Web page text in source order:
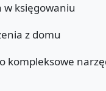
w księgowaniu
z domu
kompleksowe